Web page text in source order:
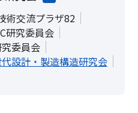
術交流プラザ82
研究委員会
委員会
設計・製造構造研究会